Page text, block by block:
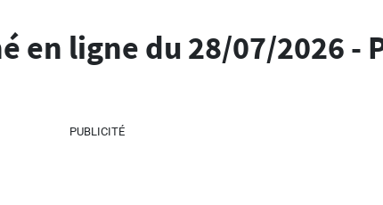
en ligne du 28/07/2026 -
PUBLICITÉ